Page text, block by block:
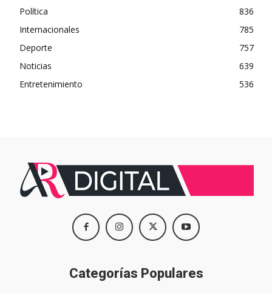
Política
836
Internacionales
785
Deporte
757
Noticias
639
Entretenimiento
536
Categorías Populares